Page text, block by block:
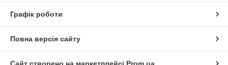
Графік роботи
Повна версія сайту